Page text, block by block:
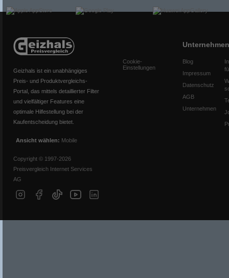
Geizhals ist ein unabhängiges
Preis- und Produktvergleichs-
Portal, das mittels detaillierter Filter
und vielfältiger Features eine
optimale Hilfestellung bei der
Kaufentscheidung bietet.
Ansicht wählen: Mobile
Copyright © 1997-2026
Preisvergleich Internet Services
AG
Cookie-
Einstellungen
Unternehmen
Blog
Impressum
Datenschutz
AGB
Unternehmen